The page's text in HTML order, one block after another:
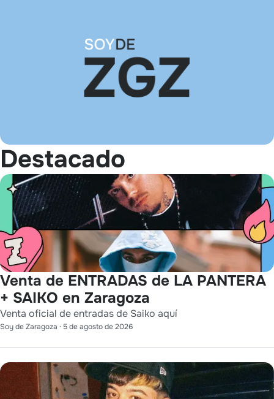
Destacado
Venta de ENTRADAS de LA PANTERA
+ SAIKO en Zaragoza
Venta oficial de entradas de Saiko aquí
Soy de Zaragoza · 5 de agosto de 2026